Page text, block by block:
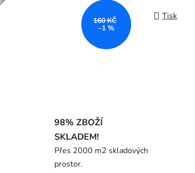
Tisk
160 KČ
–1 %
98% ZBOŽÍ
SKLADEM!
Přes 2000 m2 skladových
prostor.